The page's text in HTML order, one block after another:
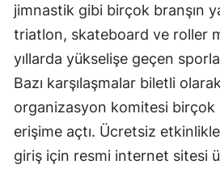
jimnastik gibi birçok branşın
triatlon, skateboard ve roller
yıllarda yükselişe geçen
Bazı karşılaşmalar biletli
organizasyon komitesi birçok
erişime açtı. Ücretsiz
giriş için resmi internet sitesi